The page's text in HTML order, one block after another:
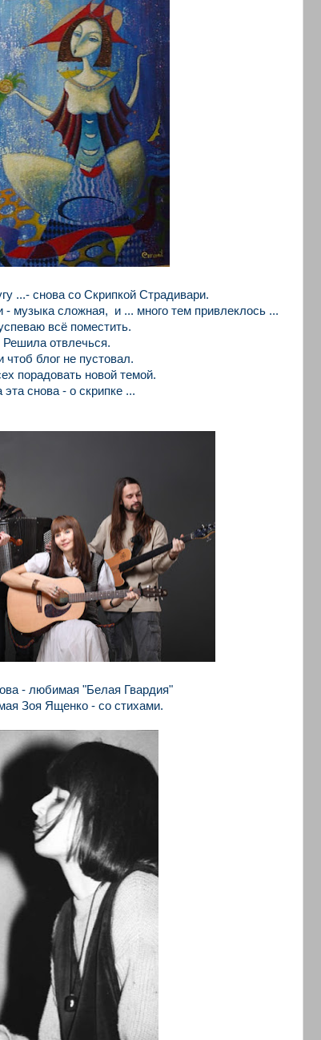
...- снова со Cкрипкой Страдивари.
- музыка сложная, и ... много тем привлеклось ...
всё поместить.
Решила отвлeчься.
чтоб блог не пустовал.
порадовать новой темой.
эта снова - о скрипке ...
- любимая "Белая Гвардия"
Зоя Ященко - со стихами.